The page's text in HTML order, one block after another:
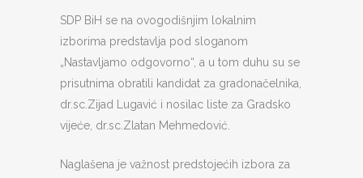
SDP BiH se na ovogodišnjim lokalnim
izborima predstavlja pod sloganom
„Nastavljamo odgovorno“, a u tom duhu su se
prisutnima obratili kandidat za gradonačelnika,
dr.sc.Zijad Lugavić i nosilac liste za Gradsko
vijeće, dr.sc.Zlatan Mehmedović.
Naglašena je važnost predstojećih izbora za